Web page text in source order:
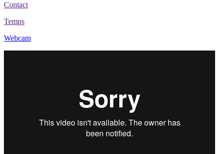
Contact
Temps
Webcam